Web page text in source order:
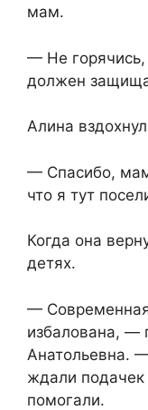
мам.
— Не
должен
Алина
— Спасибо,
что я тут
Когда она
детях.
—
избалована, —
Анатольевна.
ждали
помогали.